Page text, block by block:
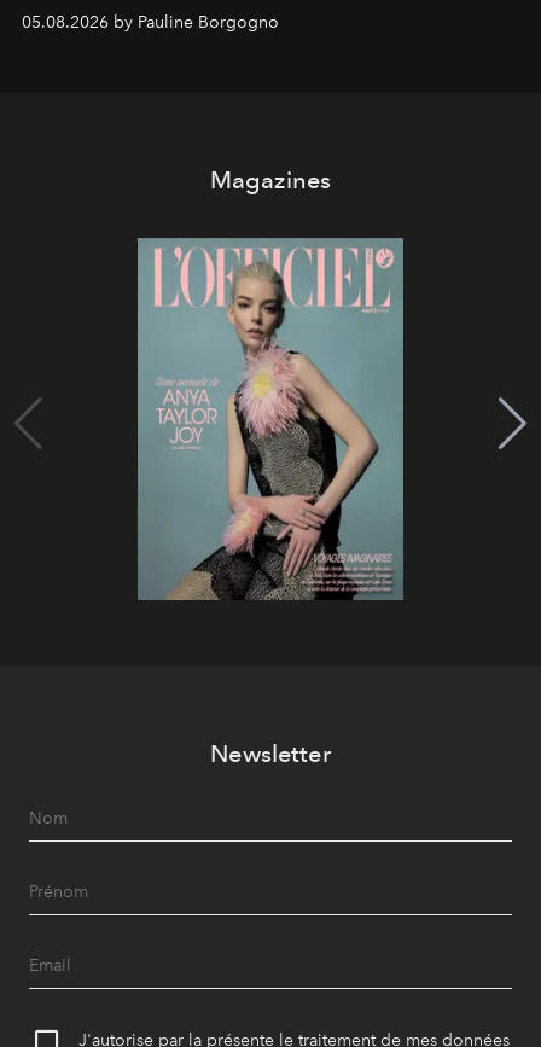
05.08.2026 by Pauline Borgogno
Magazines
Newsletter
J'autorise par la présente le traitement de mes données